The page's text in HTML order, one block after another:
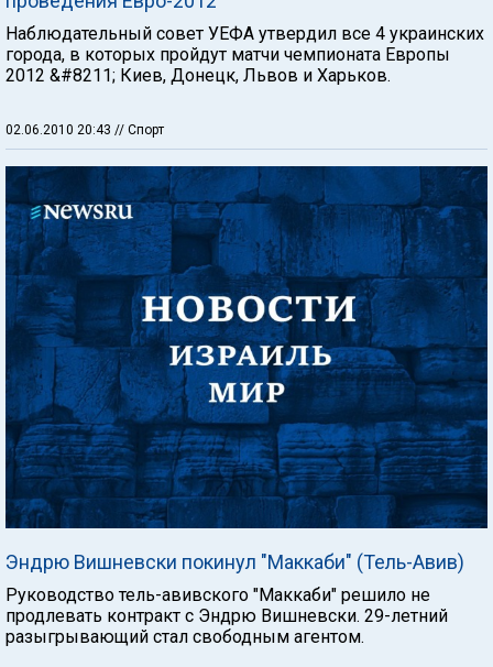
Наблюдательный совет УЕФА утвердил все 4 украинских
города, в которых пройдут матчи чемпионата Европы
2012 &#8211; Киев, Донецк, Львов и Харьков.
02.06.2010 20:43 // Спорт
Эндрю Вишневски покинул "Маккаби" (Тель-Авив)
Руководство тель-авивского "Маккаби" решило не
продлевать контракт с Эндрю Вишневски. 29-летний
разыгрывающий стал свободным агентом.